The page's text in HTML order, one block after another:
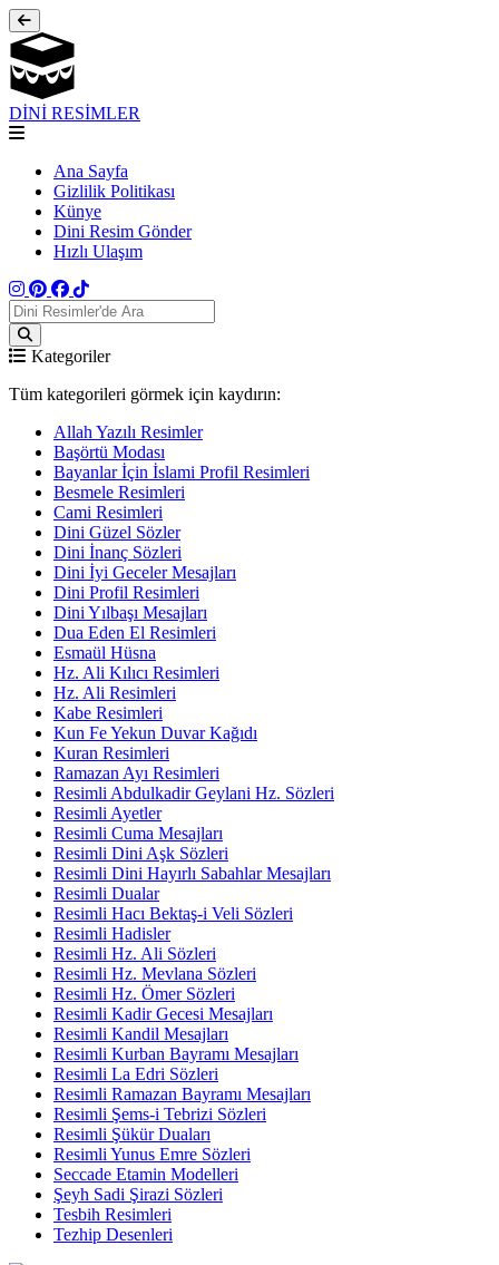
DİNİ RESİMLER
Ana Sayfa
Gizlilik Politikası
Künye
Dini Resim Gönder
Hızlı Ulaşım
Kategoriler
Tüm kategorileri görmek için kaydırın:
Allah Yazılı Resimler
Başörtü Modası
Bayanlar İçin İslami Profil Resimleri
Besmele Resimleri
Cami Resimleri
Dini Güzel Sözler
Dini İnanç Sözleri
Dini İyi Geceler Mesajları
Dini Profil Resimleri
Dini Yılbaşı Mesajları
Dua Eden El Resimleri
Esmaül Hüsna
Hz. Ali Kılıcı Resimleri
Hz. Ali Resimleri
Kabe Resimleri
Kun Fe Yekun Duvar Kağıdı
Kuran Resimleri
Ramazan Ayı Resimleri
Resimli Abdulkadir Geylani Hz. Sözleri
Resimli Ayetler
Resimli Cuma Mesajları
Resimli Dini Aşk Sözleri
Resimli Dini Hayırlı Sabahlar Mesajları
Resimli Dualar
Resimli Hacı Bektaş-i Veli Sözleri
Resimli Hadisler
Resimli Hz. Ali Sözleri
Resimli Hz. Mevlana Sözleri
Resimli Hz. Ömer Sözleri
Resimli Kadir Gecesi Mesajları
Resimli Kandil Mesajları
Resimli Kurban Bayramı Mesajları
Resimli La Edri Sözleri
Resimli Ramazan Bayramı Mesajları
Resimli Şems-i Tebrizi Sözleri
Resimli Şükür Duaları
Resimli Yunus Emre Sözleri
Seccade Etamin Modelleri
Şeyh Sadi Şirazi Sözleri
Tesbih Resimleri
Tezhip Desenleri